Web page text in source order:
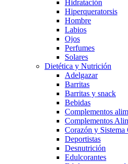
Hidratación
Hiperqueratorsis
Hombre
Labios
Ojos
Perfumes
Solares
Dietética y Nutrición
Adelgazar
Barritas
Barritas y snack
Bebidas
Complementos
Complementos
Corazón y
Deportistas
Desnutrición
Edulcorantes